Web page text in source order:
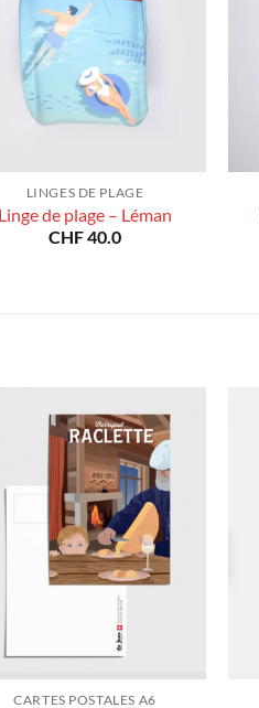
LINGES DE PLAGE
Linge de plage – Léman
CHF40.0
CARTES POSTALES A6